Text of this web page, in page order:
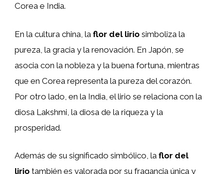
Corea e India.
En la cultura china, la flor del lirio simboliza la
pureza, la gracia y la renovación. En Japón, se
asocia con la nobleza y la buena fortuna, mientras
que en Corea representa la pureza del corazón.
Por otro lado, en la India, el lirio se relaciona con la
diosa Lakshmi, la diosa de la riqueza y la
prosperidad.
Además de su significado simbólico, la flor del
lirio también es valorada por su fragancia única y